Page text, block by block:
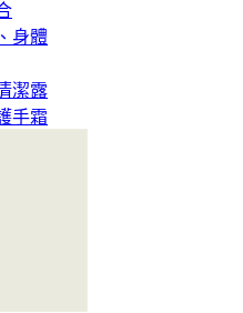
身體
潔露
手霜